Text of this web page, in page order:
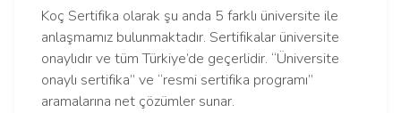
Koç Sertifika olarak şu anda 5 farklı üniversite ile
anlaşmamız bulunmaktadır. Sertifikalar üniversite
onaylıdır ve tüm Türkiye’de geçerlidir. “Üniversite
onaylı sertifika” ve “resmi sertifika programı”
aramalarına net çözümler sunar.